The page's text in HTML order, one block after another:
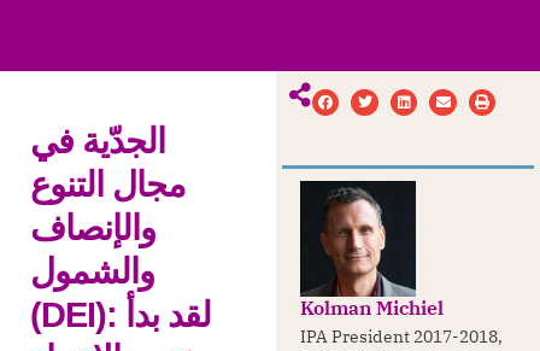
الجدّية في
مجال التنوع
والإنصاف
والشمول
(DEI): لقد بدأ
Kolman Michiel
IPA President 2017-2018,